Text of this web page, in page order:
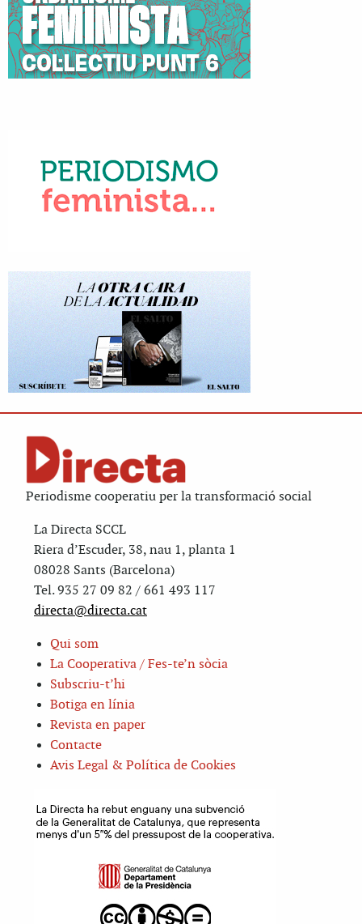
Periodisme cooperatiu per la transformació social
La Directa SCCL
Riera d’Escuder, 38, nau 1, planta 1
08028 Sants (Barcelona)
Tel. 935 27 09 82 / 661 493 117
directa@directa.cat
Qui som
La Cooperativa / Fes-te’n sòcia
Subscriu-t’hi
Botiga en línia
Revista en paper
Contacte
Avis Legal & Política de Cookies